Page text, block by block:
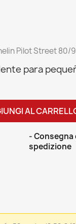
Pilot Street 80/
para
AL
-
spedizione